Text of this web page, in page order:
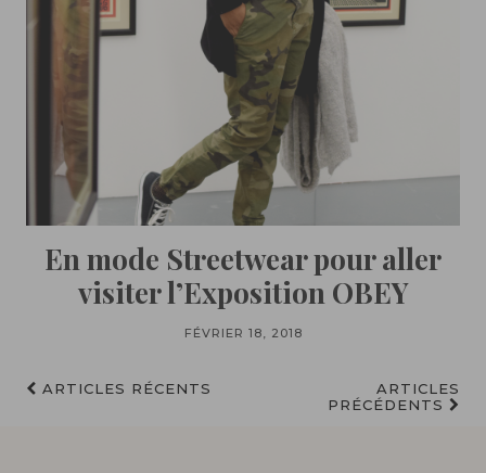
En mode Streetwear pour aller
visiter l’Exposition OBEY
FÉVRIER 18, 2018
ARTICLES RÉCENTS
ARTICLES
PRÉCÉDENTS